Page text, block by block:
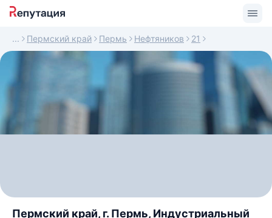
Пермский край Пермь Нефтяников 21
Пермский край, г. Пермь, Индустриальный